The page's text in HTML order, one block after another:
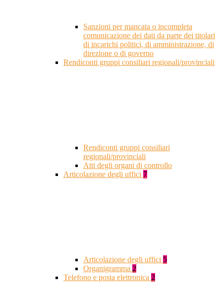
Sanzioni per mancata o incompleta
comunicazione dei dati da parte dei titolari
di incarichi politici, di amministrazione, di
direzione o di governo
Rendiconti gruppi consiliari regionali/provinciali
Rendiconti gruppi consiliari
regionali/provinciali
Atti degli organi di controllo
Articolazione degli uffici 7
Articolazione degli uffici 5
Organigramma 2
Telefono e posta elettronica 2